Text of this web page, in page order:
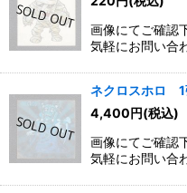
画像にてご確認
気軽にお問い合
ネクロスホロ
4,400円(税込)
画像にてご確認
気軽にお問い合